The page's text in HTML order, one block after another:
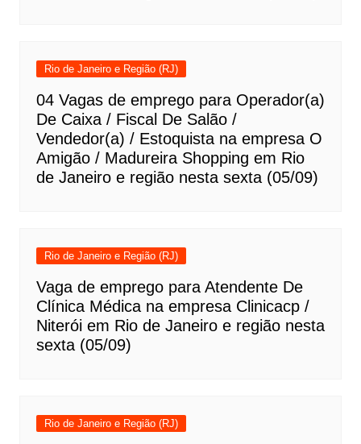
Rio de Janeiro e Região (RJ)
04 Vagas de emprego para Operador(a)
De Caixa / Fiscal De Salão /
Vendedor(a) / Estoquista na empresa O
Amigão / Madureira Shopping em Rio
de Janeiro e região nesta sexta (05/09)
Rio de Janeiro e Região (RJ)
Vaga de emprego para Atendente De
Clínica Médica na empresa Clinicacp /
Niterói em Rio de Janeiro e região nesta
sexta (05/09)
Rio de Janeiro e Região (RJ)